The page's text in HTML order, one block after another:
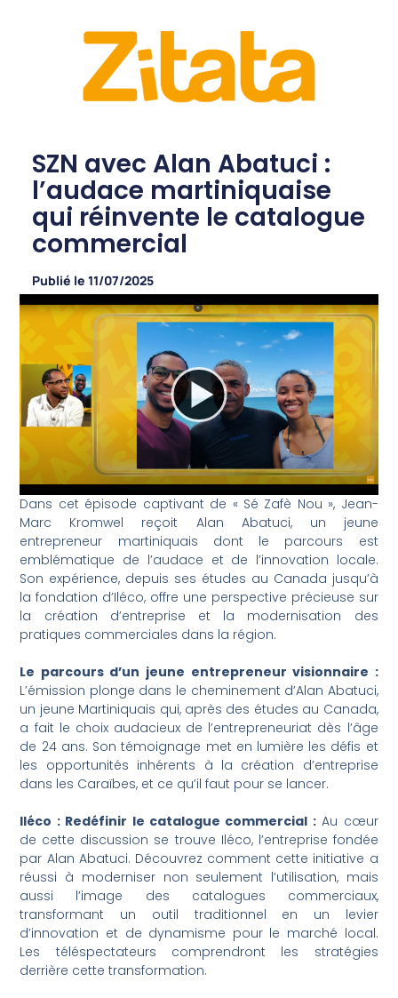
SZN avec Alan Abatuci :
l’audace martiniquaise
qui réinvente le catalogue
commercial
Publié le 11/07/2025
Dans cet épisode captivant de « Sé Zafè Nou », Jean-
Marc Kromwel reçoit Alan Abatuci, un jeune
entrepreneur martiniquais dont le parcours est
emblématique de l’audace et de l’innovation locale.
Son expérience, depuis ses études au Canada jusqu’à
la fondation d’Iléco, offre une perspective précieuse sur
la création d’entreprise et la modernisation des
pratiques commerciales dans la région.
Le parcours d’un jeune entrepreneur visionnaire :
L’émission plonge dans le cheminement d’Alan Abatuci,
un jeune Martiniquais qui, après des études au Canada,
a fait le choix audacieux de l’entrepreneuriat dès l’âge
de 24 ans. Son témoignage met en lumière les défis et
les opportunités inhérents à la création d’entreprise
dans les Caraïbes, et ce qu’il faut pour se lancer.
Iléco : Redéfinir le catalogue commercial :Au cœur
de cette discussion se trouve Iléco, l’entreprise fondée
par Alan Abatuci. Découvrez comment cette initiative a
réussi à moderniser non seulement l’utilisation, mais
aussi l’image des catalogues commerciaux,
transformant un outil traditionnel en un levier
d’innovation et de dynamisme pour le marché local.
Les téléspectateurs comprendront les stratégies
derrière cette transformation.